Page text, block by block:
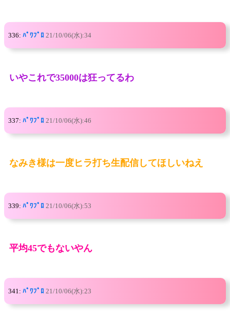
336: ﾊﾟﾜﾌﾟﾛ 21/10/06(水):34
いやこれで35000は狂ってるわ
337: ﾊﾟﾜﾌﾟﾛ 21/10/06(水):46
なみき様は一度ヒラ打ち生配信してほしいねえ
339: ﾊﾟﾜﾌﾟﾛ 21/10/06(水):53
平均45でもないやん
341: ﾊﾟﾜﾌﾟﾛ 21/10/06(水):23